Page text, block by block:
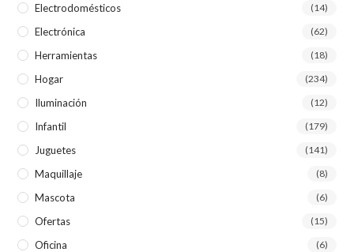
Electrodomésticos (14)
Electrónica (62)
Herramientas (18)
Hogar (234)
Iluminación (12)
Infantil (179)
Juguetes (141)
Maquillaje (8)
Mascota (6)
Ofertas (15)
Oficina (6)